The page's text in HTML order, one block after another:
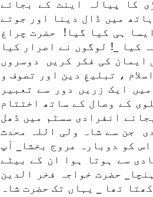
کا پیالہ اینٹ کے بجائے
میں ڈال دینا اور جوتے
ہی کیا گیا! حضرت چراغ
کیا _! لوگوں نے اصرار کیا
ایمان کی فکر کریں دوسروں
، تبلیغِ دین اور تصوف و
ایک زریں دور سے تعبیر
کے وصال کے ساتھ اختتام
انفرادی سسٹم میں ڈھل
جن سے شاہ ولی اللہ محدث
کو دوبارہ عروج بخشا_ آپ
سے ہوتا ہوا ان کے بیٹے
حضرت خواجہ فخر الدین
تھا _ یہاں تک حضرت شاہ